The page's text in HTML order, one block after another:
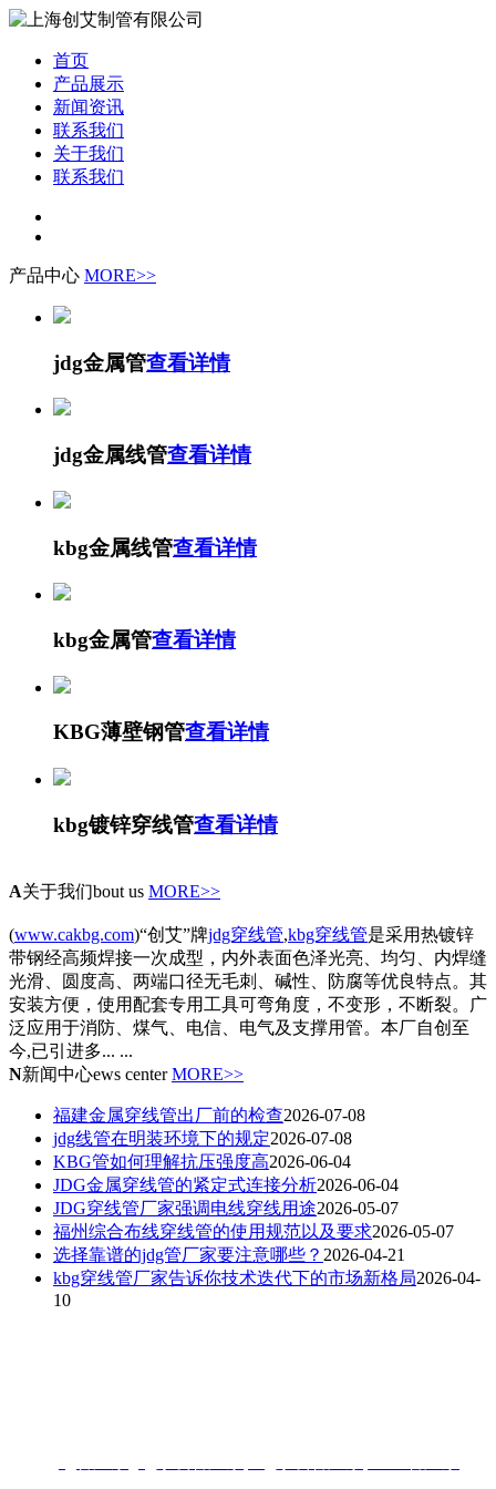
首页
产品展示
新闻资讯
联系我们
关于我们
联系我们
产品中心 MORE>>
jdg金属管查看详情
jdg金属线管查看详情
kbg金属线管查看详情
kbg金属管查看详情
KBG薄壁钢管查看详情
kbg镀锌穿线管查看详情
A关于我们bout us MORE>>
(www.cakbg.com)“创艾”牌jdg穿线管,kbg穿线管是采用热镀锌
带钢经高频焊接一次成型，内外表面色泽光亮、均匀、内焊缝
光滑、圆度高、两端口径无毛刺、碱性、防腐等优良特点。其
安装方便，使用配套专用工具可弯角度，不变形，不断裂。广
泛应用于消防、煤气、电信、电气及支撑用管。本厂自创至
今,已引进多... ...
N新闻中心ews center MORE>>
福建金属穿线管出厂前的检查2026-07-08
jdg线管在明装环境下的规定2026-07-08
KBG管如何理解抗压强度高2026-06-04
JDG金属穿线管的紧定式连接分析2026-06-04
JDG穿线管厂家强调电线穿线用途2026-05-07
福州综合布线穿线管的使用规范以及要求2026-05-07
选择靠谱的jdg管厂家要注意哪些？ 2026-04-21
kbg穿线管厂家告诉你技术迭代下的市场新格局2026-04-
10